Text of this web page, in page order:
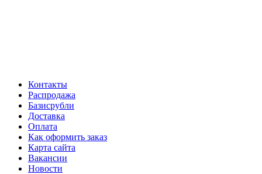
Контакты
Распродажа
Базисрубли
Доставка
Оплата
Как оформить заказ
Карта сайта
Вакансии
Новости